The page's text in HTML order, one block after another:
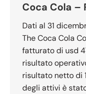
Coca Cola –
Dati al 31
The Coca Cola
fatturato di usd
risultato
risultato netto di
degli attivi è